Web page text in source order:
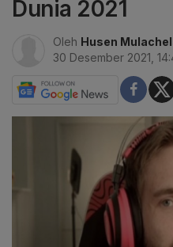
Dunia 2021
Oleh Husen
30 Desember 2021,